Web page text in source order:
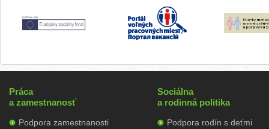
Práca
a zamestnanosť
Podpora zamestnanosti
Sociálna
a rodinná politika
Podpora rodín s deťmi